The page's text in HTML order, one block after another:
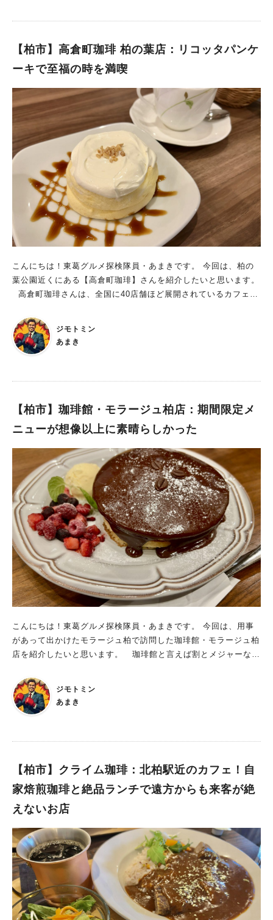
り・深煎りの二つを同時に飲み比べできるメニューがあること！
コーヒーの飲み比べメニューがあるのは、私の知る限りではSUN
LIGHT COFFEEさんだけ。 この斬新な取り組みがとても面白
取り扱ってます SUNLIGHT COFFEEさんでは豆の種類・焙煎
度・抽出法の違いで色々楽しめるほか、 季節限定のアレンジコ
ーヒーも楽しむことができます。 こちらはエスプレッソオレン
ジソーダ。 濃縮されたオレンジシロップと炭酸水・エスプレッ
ソを絶妙な割合で配合されたドリンクです。 柑橘系の酸味とエ
スプレッソの苦みが相性抜群で、ゴクゴク飲めちゃいます。 オ
レンジシロップも愛媛の農家さんから直接仕入れているほどのこ
だわりようでとても美味しく、 今の季節、毎日飲みに来る常連
さんもおられるとのことです。 テイクアウトはもちろん、豆も
お店で買うことができます SUNLIGHT COFFEEさんも、もちろ
んほかのコーヒー店さんと同様に全てのメニューでテイクアウト
が可能。 また、お店で使っている豆自体を購入することも可能
です。 マスターが丹精込めて煎った豆をお家でも楽しむことが
できます。 便利なドリップバックも販売中です。一つ一つ、マ
スターが丁寧に仕込まれてます。 SUNLIGHT COFFEEさんは
スタになられたマスター。 ご本人もコーヒーの世界に飛び込ん
で日が浅いので、 コアなコーヒーフリークだけでなく、 ちょっ
と気になっているような人でも気軽に入れるようなお店を目指し
リラックスできる場所。 そんな憩いの場が、SUNLIGHT COFF
EEさんです。是非行ってみて下さい。
1分のLANAIさん。 駅からすぐなので、暑い日でもあっという間
にかなり混んでおり、相変わらずの人気の高さがうかがえます。
名物ワッフルにキャラメルワッフルが仲間入り！ LANAIさんと
いえばワッフルが有名。 以前はプレーン、チョコバナナ、ベリ
ー、抹茶小豆の4種類があったのですが、 6月からキャラメルワ
ッフルが新登場したとのこと。 今回はお目当てのこちら、キャ
ラメルワッフルを注文してみました。 ワッフルにキャラメルソ
ースがかかっており、 その上にローストアーモンドチップが振
りかけられています。 そして傍にはお馴染みのたっぷり生クリ
ームとバニラアイスが添えられています。 このキャラメルソー
スのかけ具合が素晴らしく、 甘すぎずちょうどいい塩梅！ 優し
い甘さの中にローストアーモンドチップの香ばしさも加わり、
とても美味しくいただけます。 思ったより遥かにサッパリした
食感。 どんどん暑くなるこれからの季節にピッタリなメニュー
ンカしないで見事なハーモニー。 コクとまろやかさがプラスさ
れて、さらに美味しくなります。 そして相変わらずのボリュー
ムな生クリーム。 たっぷり絡めて思う存分楽しむことができま
今回はブレンドのホットをお供に。 オーガニックコーヒーにも
力を入れているLANAIさん、 やはりコーヒーもさすがの美味し
さ！ ブレンドは、苦み控えめでほのかな酸味を感じる風味、 口
ーにピッタリの相性でした。 6月23日からワッフルメニューが
ら引用 オーガニックコーヒーと名物ワッフルで至福のひと時を
過ごせるLANAIさん。 ワッフルの新メニュー登場だけでなく、6
しいリニューアル内容は、なんと 価格据え置きでワッフルがま
ん丸スタイルになり、プレートが3→4枚に増量！ つまり、単
純にワッフルのボリュームがアップしちゃいました(トッピング
の量は変わりません)。 今までも十分なボリュームなのに、 さら
に増えちゃうんです。 これにより、食べ方の幅が拡がりまし
た。 1人で楽しむのも、みんなでシェアするのもご自由です。
美味しいコーヒーを片手にたっぷりのワッフルで、 暑い夏は、L
ANAIさんで避暑がてら、ゆっくり過ごされてはいかがでしょう
か。 Cafe LANAIさんについて詳しく知りたい方はこちら： ht
tps://amakism.com/gourmet-100/ https://amakism.com/gour
met-111/
【柏市】高倉町珈琲 柏の葉店：リコッタパンケ
ーキで至福の時を満喫
こんにちは！東葛グルメ探検隊員・あまきです。 今回は、柏の
葉公園近くにある【高倉町珈琲】さんを紹介したいと思います。
キ！ 他にもコーヒーの種類が充実している上、朝7:00から夜23:
00まで営業されているので、いつでもゆっくりできるお店です。
東葛エリアではこの柏の葉店の一店舗のみ！ 以前に成田店に行
めに奥さんと行ってきました。 高倉町珈琲 柏の葉店：柏の葉
歩だと40分程かかるので難しいかな？ 東武アーバンパークライ
ンの江戸川台駅からだと徒歩20分ほどの距離です。 柏の葉公園
から徒歩10分くらいなので、柏の葉公園に遊びに来た時はランチ
や休憩時に利用しやすいかと思います。 ランチタイム(11:00～
15:00)はSelectランチセットがおススメ！サラダ・ドリンク付き
な上におトク価格でリコッタパンケーキ(ミニサイズ)をセットに
できます FOODの種類も色々あってより取り見取りな高倉町珈
琲さんですが、 ランチの時間帯ならSelectランチセットが圧倒
的にお得です。 メインのランチのほかに、サラダ・ドリンクが
セットな上、 お店イチオシのリコッタパンケーキ(ミニサイズ)を
リーズナブルな値段でセットにすることができます。 この日私
が選んだメインメニューは、チキンと夏野菜のスープカレー。
ピーマン、じゃがいも、玉ねぎ、カボチャといった夏野菜のほか
の豪華メニューです。 ライスはヘルシー志向には嬉しい雑穀米
になっています。 ルーはそれほどの辛さは感じないものの、
様々なスパイスが混ざり合った味です。 だんだん身体の芯から
に来たら、リコッタパンケーキは絶対外せない！ メインに続い
て登場したのは特製クリームのリコッタパンケーキ。 高倉町珈
琲さんで食事するなら、これは絶対外しちゃいけないメニューで
生クリームがたっぷり乗っているパンケーキ。 厚手ながらフワ
プと絡めて食べるこのパンケーキが絶品！ フワッフワのリコッ
タチーズ入り生地に、甘いシロップと濃厚な生クリームのコクが
んは抹茶クリームリコッタパンケーキを注文。 一口いただきま
したが、こっちは抹茶のビターな苦みと香りが加わっており、違
う美味しさを演出しています。 どちらもとても美味しいです。
こだわりのあるコーヒーも美味しい高倉町珈琲さん セットのコ
ーヒーはホットのブレンドを選択。 高倉町珈琲さんはコーヒー
にもかなり力を入れており、注文ごとに一杯ずつ豆を挽いて淹れ
てくれています。 豆の種類も厳選されており、プレミアムコー
ヒーも充実。 さらに2杯目以降は半額になる上、1杯目と違う
ジモトミン
あまき
【柏市】珈琲館・モラージュ柏店：期間限定メ
ニューが想像以上に素晴らしかった
こんにちは！東葛グルメ探検隊員・あまきです。 今回は、用事
があって出かけたモラージュ柏で訪問した珈琲館・モラージュ柏
店を紹介したいと思います。 珈琲館と言えば割とメジャーなカ
があります。 昔は東葛エリアにも柏西口(明原)店、モラージュ柏
店、松戸店があったのですが、 先日柏西口店が閉店してしま
い、柏市内ではこのモラージュ柏店を残すのみとなってしまいま
トルバスが出ています。 備長炭の炭火で焙煎したコーヒー豆と
だけどコーヒーの美味しさが魅力的で、柏西口店にはよく行って
いました。 今回はモラージュ柏に出かけた時に、 たまたま奥さ
た。 料理はサンドイッチ、パスタ、ホットケーキがメイン。
どことなくノスタルジックな雰囲気を出している、古き良き趣の
喫茶店です。 ケーキや洋菓子、パフェなどのスイーツも充実し
ており、 モラージュ柏内でランチやティータイムにゆったり過
ごすのに最適のお店です。 本当はサンドイッチでも食べようか
なーと思っていたのですが、 この期間限定メニューであるチョ
ジモトミン
あまき
【柏市】クライム珈琲：北柏駅近のカフェ！自
家焙煎珈琲と絶品ランチで遠方からも来客が絶
えないお店